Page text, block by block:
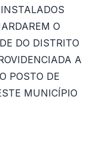
O
DO DISTRITO
A
POSTO DE
MUNICÍPIO